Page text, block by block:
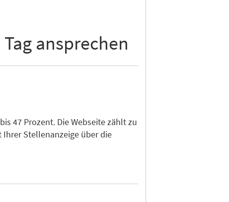
ansprechen
47 Prozent. Die Webseite zählt zu
Stellenanzeige über die